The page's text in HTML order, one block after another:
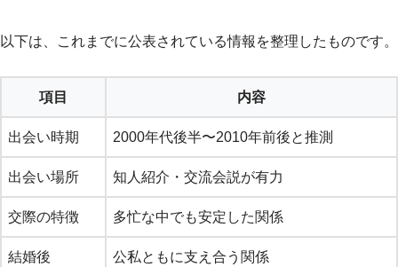
以下は、これまでに公表されている情報を整理したものです。
項目 内容
出会い時期 2000年代後半〜2010年前後と推測
出会い場所 知人紹介・交流会説が有力
交際の特徴 多忙な中でも安定した関係
結婚後 公私ともに支え合う関係